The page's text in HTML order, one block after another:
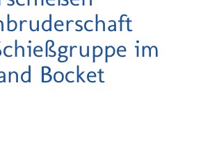
im
Bocket